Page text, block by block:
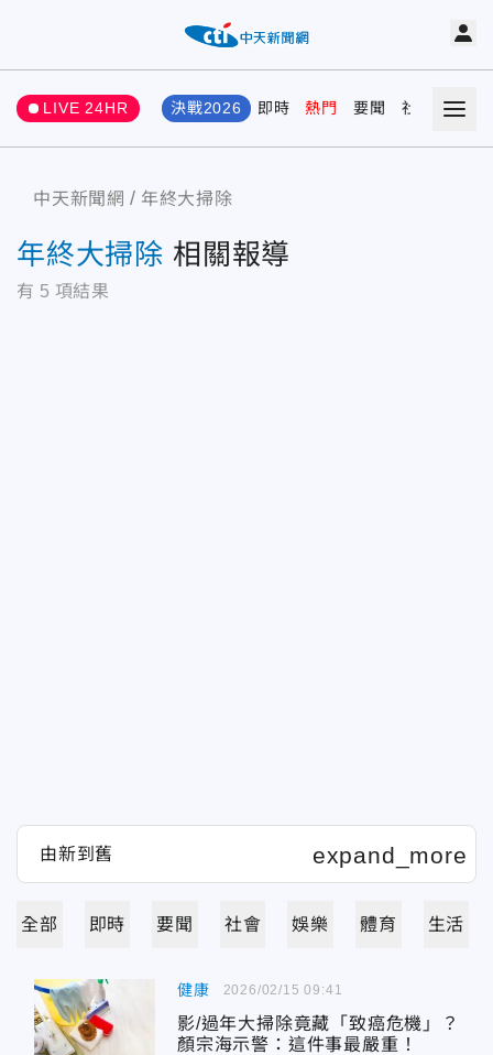
LIVE 24HR 決戰2026 即時 熱門 要聞 社會 娛樂
中天新聞網 年終大掃除
年終大掃除 相關報導
有 5 項結果
全部 即時 要聞 社會 娛樂 體育 生活
健康
影/過年大掃除竟藏「致癌危機」？
顏宗海示警：這件事最嚴重！
2026/02/15 09:41